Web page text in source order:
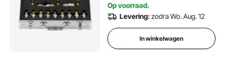
tractoren en bouwmachines
Op voorraad.
Levering:zodra Wo. Aug. 12
In winkelwagen